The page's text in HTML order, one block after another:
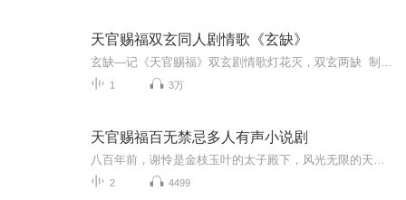
天官赐福双玄同人剧情歌《玄缺》
1 3万
天官赐福百无禁忌多人有声小说剧
2 4499